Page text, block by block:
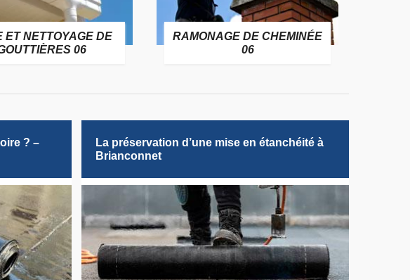
ET NETTOYAGE DE
06
RAMONAGE DE CHEMINÉE
06
? –
La préservation d’une mise en étanchéité à
Brianconnet